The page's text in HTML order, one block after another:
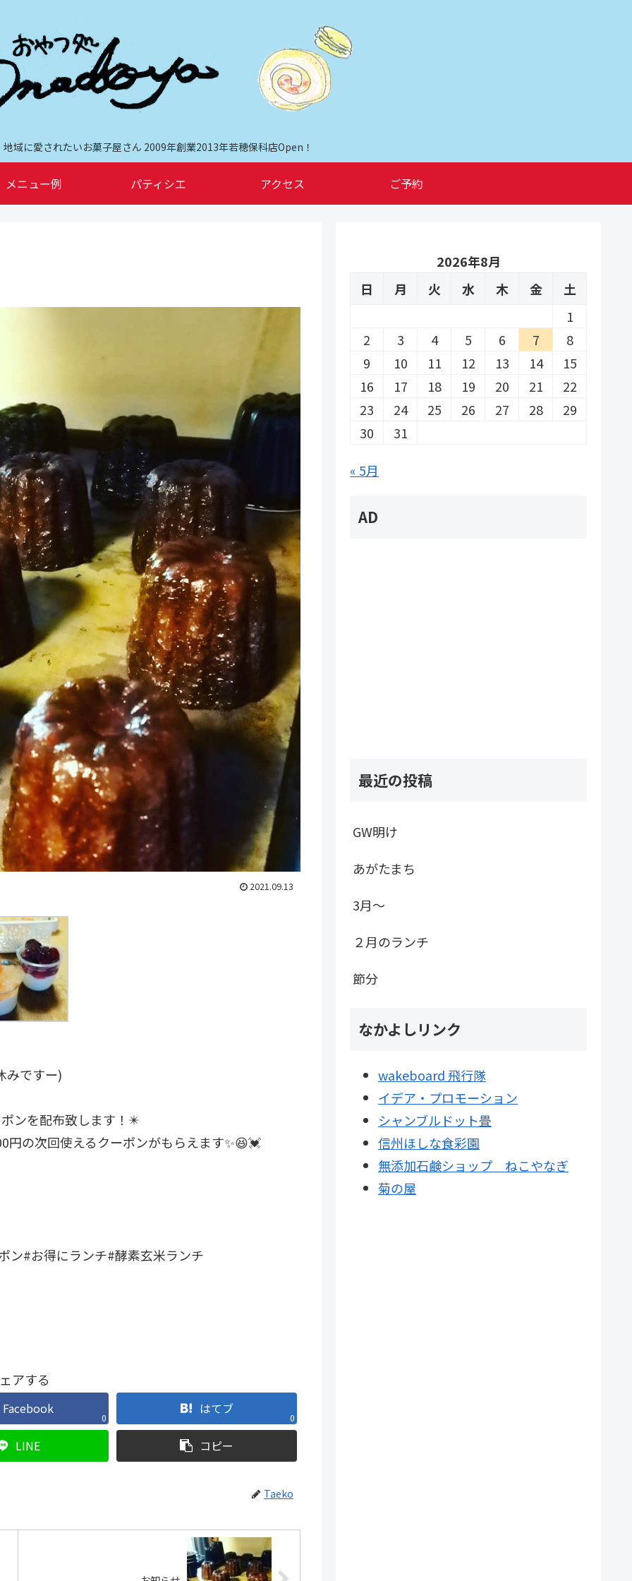
地域に愛されたいお菓子屋さん 2009年創業2013年若穂保科店Open！
メニュー例 パティシエ アクセス ご予約
2021.09.13
みですー)
ンを配布致します！✴️
の次回使えるクーポンがもらえます✨😆💓
ン#お得にランチ#酵素玄米ランチ
アする
Facebook
0
はてブ
0
LINE コピー
Taeko
2026年8月
日
月 火 水 木 金
土
1
2
3 4 5 6 7
8
9
10 11 12 13 14
15
16
17 18 19 20 21
22
23
24 25 26 27 28
29
30
31
« 5月
AD
最近の投稿
GW明け
あがたまち
3月～
２月のランチ
節分
なかよしリンク
wakeboard 飛行隊
イデア・プロモーション
シャンブルドット畳
信州ほしな食彩園
無添加石鹸ショップ ねこやなぎ
菊の屋